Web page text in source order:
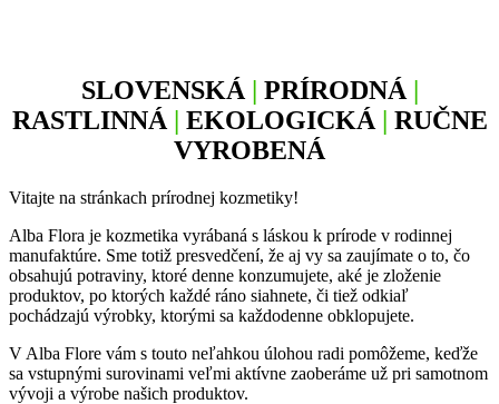
SLOVENSKÁ | PRÍRODNÁ |
RASTLINNÁ | EKOLOGICKÁ | RUČNE
VYROBENÁ
Vitajte na stránkach prírodnej kozmetiky!
Alba Flora je kozmetika vyrábaná s láskou k prírode v rodinnej
manufaktúre. Sme totiž presvedčení, že aj vy sa zaujímate o to, čo
obsahujú potraviny, ktoré denne konzumujete, aké je zloženie
produktov, po ktorých každé ráno siahnete, či tiež odkiaľ
pochádzajú výrobky, ktorými sa každodenne obklopujete.
V Alba Flore vám s touto neľahkou úlohou radi pomôžeme, keďže
sa vstupnými surovinami veľmi aktívne zaoberáme už pri samotnom
vývoji a výrobe našich produktov.